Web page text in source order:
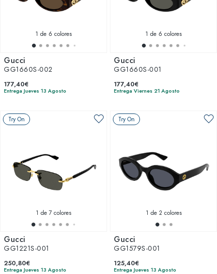
1 de 6 colores
Gucci
GG1660S-002
177,40€
Entrega Jueves 13 Agosto
1 de 6 colores
Gucci
GG1660S-001
177,40€
Entrega Viernes 21 Agosto
Try On
1 de 7 colores
Gucci
GG1221S-001
250,80€
Entrega Jueves 13 Agosto
Try On
1 de 2 colores
Gucci
GG1579S-001
125,40€
Entrega Jueves 13 Agosto